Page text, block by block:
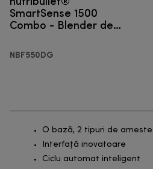
SmartSense 1500
Combo - Blender de
NBF550DG
O bază, 2 tipuri de
Interfață inovatoare
Ciclu automat inteligent